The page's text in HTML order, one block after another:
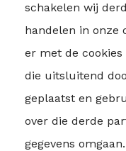
schakelen wij
handelen in onze
er met de
die uitsluitend
geplaatst en
over die derde
gegevens omgaan.